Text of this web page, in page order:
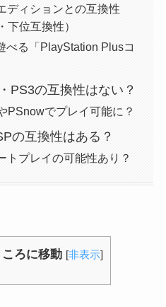
ディションとの互換性
下位互換性）
べる「PlayStation Plusコ
PS3の互換性はない？
PSnowでプレイ可能に？
の互換性はある？
トプレイの可能性あり？
ろに移動 [非表示]